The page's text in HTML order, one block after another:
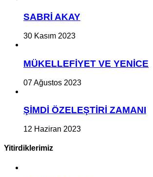
SABRİ AKAY
30 Kasım 2023
MÜKELLEFİYET VE YENİCE
07 Ağustos 2023
ŞİMDİ ÖZELEŞTİRİ ZAMANI
12 Haziran 2023
Yitirdiklerimiz